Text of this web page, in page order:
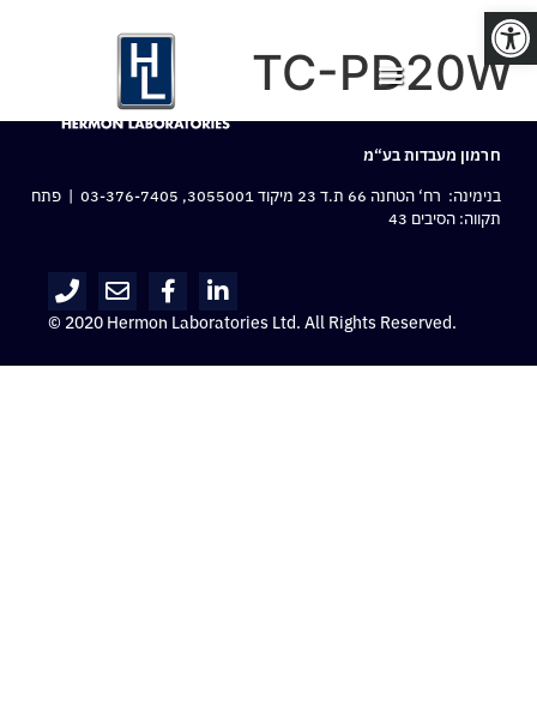
פתח סרגל נגישות
TC-PD20W
חרמון מעבדות בע“מ
בנימינה: רח‘ הטחנה 66 ת.ד 23 מיקוד 3055001,
03-376-7405 | פתח
תקווה: הסיבים 43
© 2020 Hermon Laboratories Ltd. All Rights Reserved.